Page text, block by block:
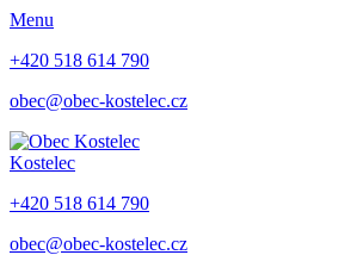
Menu
+420 518 614 790
obec@obec-kostelec.cz
Kostelec
+420 518 614 790
obec@obec-kostelec.cz